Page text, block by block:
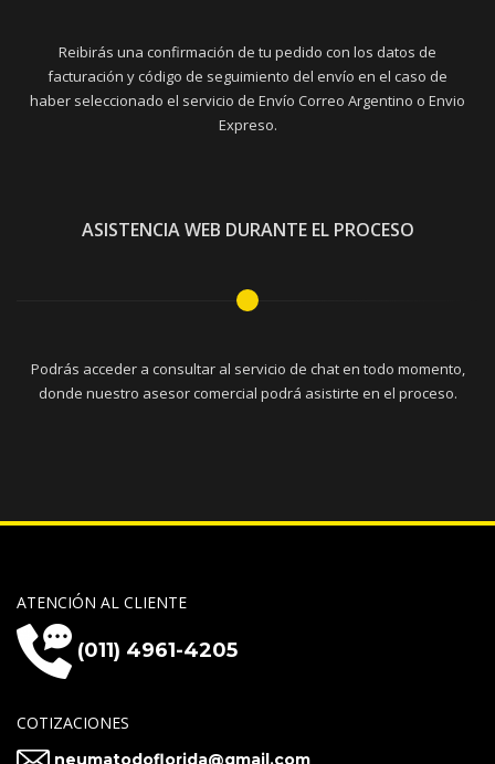
Reibirás una confirmación de tu pedido con los datos de
facturación y código de seguimiento del envío en el caso de
haber seleccionado el servicio de Envío Correo Argentino o Envio
Expreso.
ASISTENCIA WEB DURANTE EL PROCESO
Podrás acceder a consultar al servicio de chat en todo momento,
donde nuestro asesor comercial podrá asistirte en el proceso.
ATENCIÓN AL CLIENTE
(011) 4961-4205
COTIZACIONES
neumatodoflorida@gmail.com